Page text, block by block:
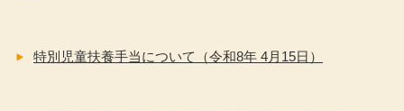
特別児童扶養手当について（令和8年 4月15日）